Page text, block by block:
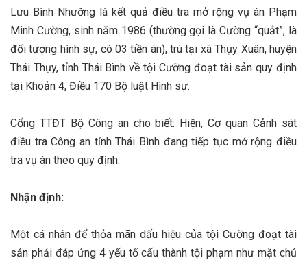
Lưu Bình Nhưỡng là kết quả điều tra mở rộng vụ án Phạm
Minh Cường, sinh năm 1986 (thường gọi là Cường “quắt”, là
đối tượng hình sự, có 03 tiền án), trú tại xã Thụy Xuân, huyện
Thái Thụy, tỉnh Thái Bình về tội Cưỡng đoạt tài sản quy định
tại Khoản 4, Điều 170 Bộ luật Hình sự.
Cổng TTĐT Bộ Công an cho biết: Hiện, Cơ quan Cảnh sát
điều tra Công an tỉnh Thái Bình đang tiếp tục mở rộng điều
tra vụ án theo quy định.
Nhận định:
Một cá nhân để thỏa mãn dấu hiệu của tội Cưỡng đoạt tài
sản phải đáp ứng 4 yếu tố cấu thành tội phạm như mặt chủ